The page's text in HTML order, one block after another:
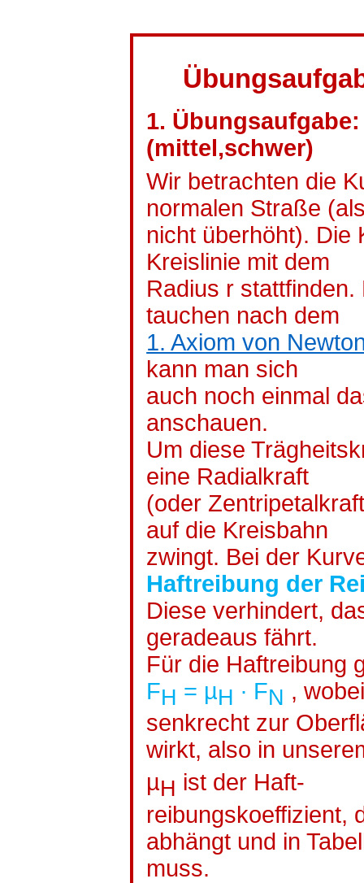
1.
(mittel,schwer)
Wir betrachten die
normalen Straße
nicht überhöht). Die
Kreislinie mit dem
Radius r
tauchen nach dem
1. Axiom von
kann man sich
auch noch einmal
anschauen.
Um diese
eine Radialkraft
(oder
auf die Kreisbahn
zwingt. Bei der
Haftreibung der
Diese verhindert,
geradeaus fährt.
Für die Haftreibung
FH = µH ∙ FN ,
senkrecht zur
wirkt, also in
µH ist der Haft-
reibungskoeffizient,
abhängt und in
muss.